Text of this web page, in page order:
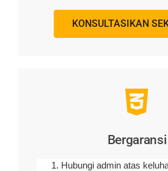
KONSULTASIKAN
Bergaransi
Hubungi admin atas